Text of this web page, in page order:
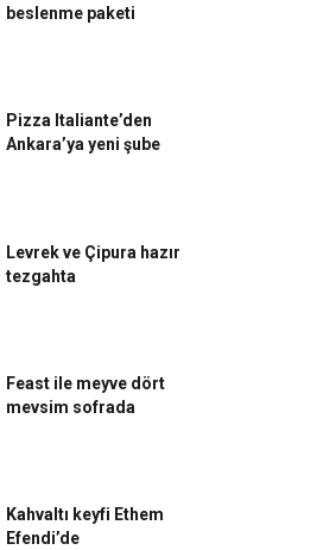
beslenme paketi
Pizza Italiante’den
Ankara’ya yeni şube
Levrek ve Çipura hazır
tezgahta
Feast ile meyve dört
mevsim sofrada
Kahvaltı keyfi Ethem
Efendi’de